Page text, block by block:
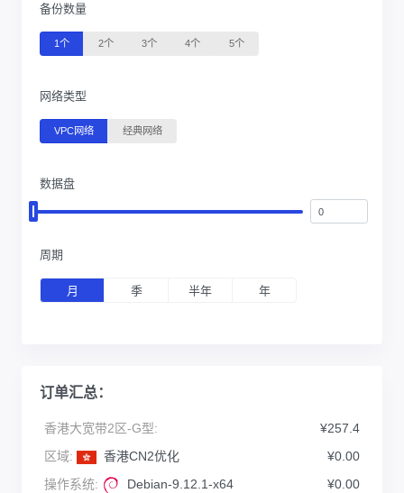
备份数量
1个 2个 3个 4个 5个
网络类型
VPC网络 经典网络
数据盘
周期
月 季 半年 年
订单汇总：
香港大宽带2区-G型:
¥257.4
区域:
香港CN2优化
¥0.00
操作系统:
Debian-9.12.1-x64
¥0.00